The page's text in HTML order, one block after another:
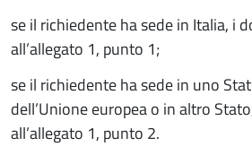
se il richiedente ha sede in Italia, i
all’allegato 1, punto 1;
se il richiedente ha sede in uno
dell’Unione europea o in altro
all’allegato 1, punto 2.